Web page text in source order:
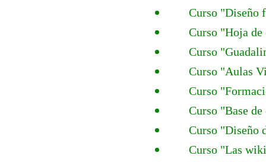
Curso "Diseño
Curso "Hoja de
Curso
Curso "Aulas
Curso
Curso "Base
Curso "Diseño
Curso "Las